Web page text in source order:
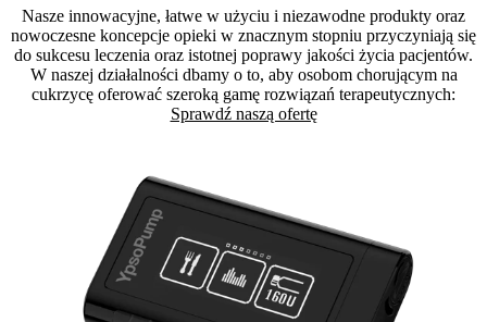
Nasze innowacyjne, łatwe w użyciu i niezawodne produkty oraz
nowoczesne koncepcje opieki w znacznym stopniu przyczyniają się
do sukcesu leczenia oraz istotnej poprawy jakości życia pacjentów.
W naszej działalności dbamy o to, aby osobom chorującym na
cukrzycę oferować szeroką gamę rozwiązań terapeutycznych:
Sprawdź naszą ofertę